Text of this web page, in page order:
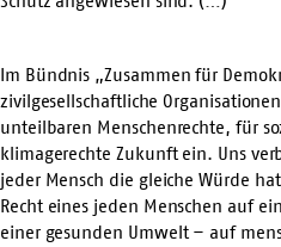
Im Bündnis „Zusammen für
zivilgesellschaftliche
unteilbaren Menschenrechte, für
klimagerechte Zukunft ein. Uns
jeder Mensch die gleiche Würde
Recht eines jeden Menschen auf
einer gesunden Umwelt – auf